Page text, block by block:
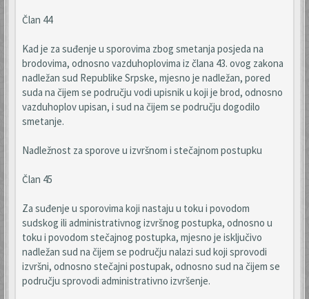
Član 44
Kad je za suđenje u sporovima zbog smetanja posjeda na
brodovima, odnosno vazduhoplovima iz člana 43. ovog zakona
nadležan sud Republike Srpske, mjesno je nadležan, pored
suda na čijem se području vodi upisnik u koji je brod, odnosno
vazduhoplov upisan, i sud na čijem se području dogodilo
smetanje.
Nadležnost za sporove u izvršnom i stečajnom postupku
Član 45
Za suđenje u sporovima koji nastaju u toku i povodom
sudskog ili administrativnog izvršnog postupka, odnosno u
toku i povodom stečajnog postupka, mjesno je isključivo
nadležan sud na čijem se području nalazi sud koji sprovodi
izvršni, odnosno stečajni postupak, odnosno sud na čijem se
području sprovodi administrativno izvršenje.